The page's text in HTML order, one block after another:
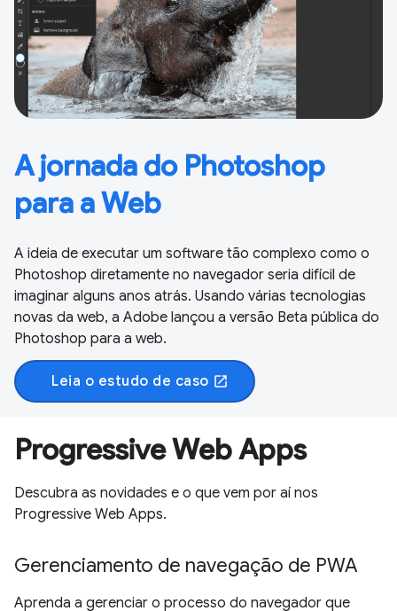
A jornada do Photoshop
para a Web
A ideia de executar um software tão complexo como o
Photoshop diretamente no navegador seria difícil de
imaginar alguns anos atrás. Usando várias tecnologias
novas da web, a Adobe lançou a versão Beta pública do
Photoshop para a web.
Leia o estudo de caso open_in_new
Progressive Web Apps
Descubra as novidades e o que vem por aí nos
Progressive Web Apps.
Gerenciamento de navegação de PWA
Aprenda a gerenciar o processo do navegador que